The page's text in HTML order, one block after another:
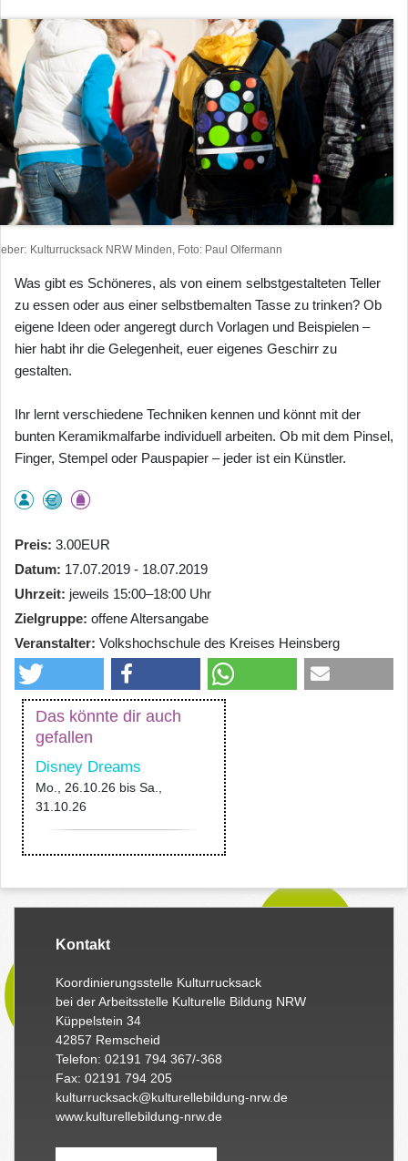
Kulturrucksack NRW Minden, Foto: Paul Olfermann
Was gibt es Schöneres, als von einem selbstgestalteten Teller
zu essen oder aus einer selbstbemalten Tasse zu trinken? Ob
eigene Ideen oder angeregt durch Vorlagen und Beispielen –
hier habt ihr die Gelegenheit, euer eigenes Geschirr zu
gestalten.
Ihr lernt verschiedene Techniken kennen und könnt mit der
bunten Keramikmalfarbe individuell arbeiten. Ob mit dem Pinsel,
Finger, Stempel oder Pauspapier – jeder ist ein Künstler.
Preis 3.00EUR
Datum 17.07.2019 - 18.07.2019
Uhrzeit jeweils 15:00–18:00 Uhr
Zielgruppe offene Altersangabe
Veranstalter Volkshochschule des Kreises Heinsberg
Das könnte dir auch
gefallen
Disney Dreams
Mo., 26.10.26 bis Sa.,
31.10.26
Kontakt
Koordinierungsstelle Kulturrucksack
bei der Arbeitsstelle Kulturelle Bildung NRW
Küppelstein 34
42857 Remscheid
Telefon: 02191 794 367/-368
Fax: 02191 794 205
kulturrucksack@kulturellebildung-nrw.de
www.kulturellebildung-nrw.de